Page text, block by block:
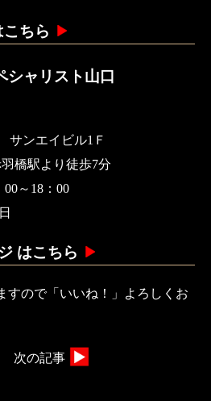
ちら
シャリスト山口
サンエイビル1Ｆ
橋駅より徒歩7分
～18：00
はこちら
すので「いいね！」よろしくお
次の記事